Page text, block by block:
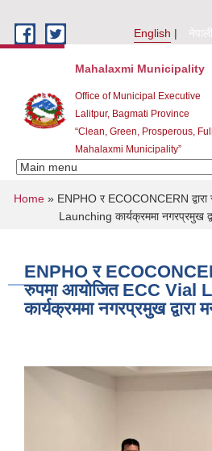
English
नेपाली
Mahalaxmi Municipality
Office of Municipal Executive
Lalitpur, Bagmati Province
“Clean, Green, Prosperous,
Mahalaxmi Municipality”
You are here
Home » ENPHO र ECOCONCERN
Launching कार्यक्रममा नगरप्रमुख
ENPHO र
रुपमा आयोजित ECC Vial
कार्यक्रममा नगरप्रमुख द्वारा